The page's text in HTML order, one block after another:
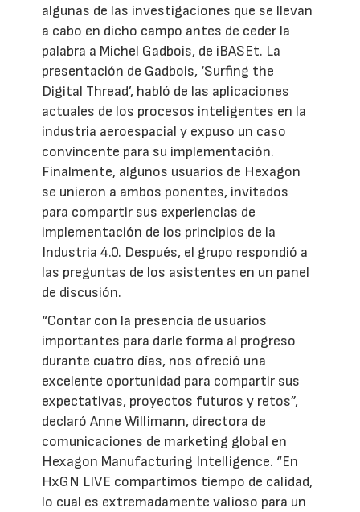
algunas de las investigaciones que se llevan
a cabo en dicho campo antes de ceder la
palabra a Michel Gadbois, de iBASEt. La
presentación de Gadbois, ‘Surfing the
Digital Thread’, habló de las aplicaciones
actuales de los procesos inteligentes en la
industria aeroespacial y expuso un caso
convincente para su implementación.
Finalmente, algunos usuarios de Hexagon
se unieron a ambos ponentes, invitados
para compartir sus experiencias de
implementación de los principios de la
Industria 4.0. Después, el grupo respondió a
las preguntas de los asistentes en un panel
de discusión.
“Contar con la presencia de usuarios
importantes para darle forma al progreso
durante cuatro días, nos ofreció una
excelente oportunidad para compartir sus
expectativas, proyectos futuros y retos”,
declaró Anne Willimann, directora de
comunicaciones de marketing global en
Hexagon Manufacturing Intelligence. “En
HxGN LIVE compartimos tiempo de calidad,
lo cual es extremadamente valioso para un